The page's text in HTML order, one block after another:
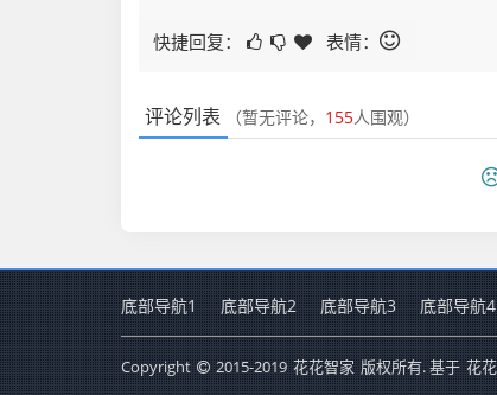
快捷回复： 表情：
评论列表 （暂无评论， 155人围观）
底部导航1 底部导航2 底部导航3 底部导航4
Copyright 2015-2019 花花智家 版权所有. 基于 花花